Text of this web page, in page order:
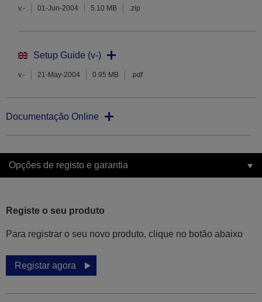
v.- 01-Jun-2004 5.10 MB .zip
Setup Guide (v-)
v.- 21-May-2004 0.95 MB .pdf
Documentação Online
Opções de registo e garantia
Registe o seu produto
Para registrar o seu novo produto, clique no botão abaixo
Registar agora